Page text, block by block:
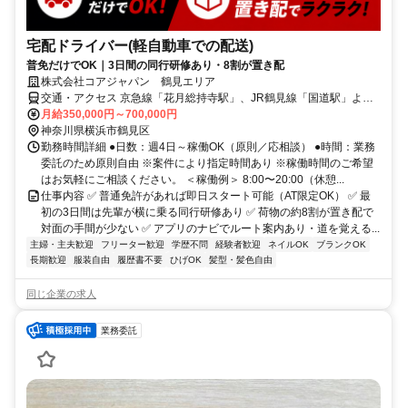
宅配ドライバー(軽自動車での配送)
普免だけでOK｜3日間の同行研修あり・8割が置き配
株式会社コアジャパン 鶴見エリア
交通・アクセス 京急線「花月総持寺駅」、JR鶴見線「国道駅」より
車6分
月給350,000円～700,000円
神奈川県横浜市鶴見区
勤務時間詳細 ●日数：週4日～稼働OK（原則／応相談） ●時間：業務
委託のため原則自由 ※案件により指定時間あり ※稼働時間のご希望
はお気軽にご相談ください。 ＜稼働例＞ 8:00〜20:00（休憩...
仕事内容 ✅ 普通免許があれば即日スタート可能（AT限定OK） ✅ 最
初の3日間は先輩が横に乗る同行研修あり ✅ 荷物の約8割が置き配で
対面の手間が少ない ✅ アプリのナビでルート案内あり・道を覚える...
主婦・主夫歓迎 フリーター歓迎 学歴不問 経験者歓迎 ネイルOK
ブランクOK
長期歓迎
服装自由 履歴書不要 ひげOK 髪型・髪色自由
同じ企業の求人
業務委託